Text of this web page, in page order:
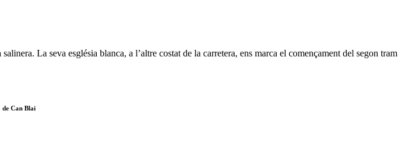
salinera. La seva església blanca, a l’altre costat de la carretera, ens marca el començament del segon tram
Can Blai